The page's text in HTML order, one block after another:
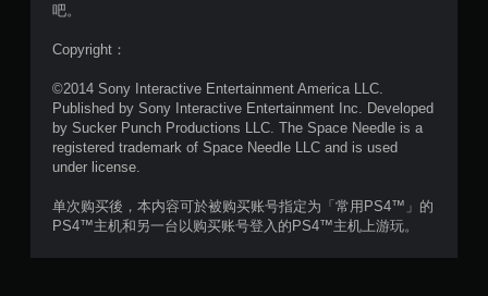
3
5
4
2
吧。
Copyright：
©2014 Sony Interactive Entertainment America LLC.
Published by Sony Interactive Entertainment Inc. Developed
by Sucker Punch Productions LLC. The Space Needle is a
registered trademark of Space Needle LLC and is used
under license.
单次购买後，本内容可於被购买账号指定为「常用PS4™」的
PS4™主机和另一台以购买账号登入的PS4™主机上游玩。